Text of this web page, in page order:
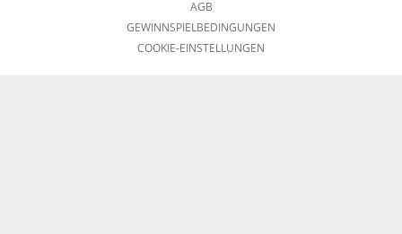
AGB
GEWINNSPIELBEDINGUNGEN
COOKIE-EINSTELLUNGEN